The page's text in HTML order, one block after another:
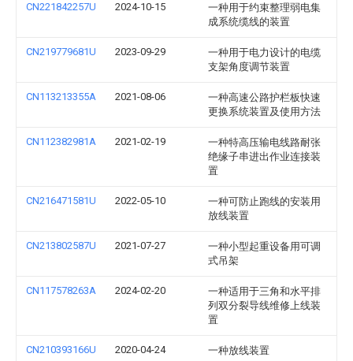
CN221842257U 2024-10-15
一种用于约束整理弱电集
成系统缆线的装置
CN219779681U 2023-09-29
一种用于电力设计的电缆
支架角度调节装置
CN113213355A 2021-08-06
一种高速公路护栏板快速
更换系统装置及使用方法
CN112382981A 2021-02-19
一种特高压输电线路耐张
绝缘子串进出作业连接装
置
CN216471581U 2022-05-10
一种可防止跑线的安装用
放线装置
CN213802587U 2021-07-27
一种小型起重设备用可调
式吊架
CN117578263A 2024-02-20
一种适用于三角和水平排
列双分裂导线维修上线装
置
CN210393166U 2020-04-24 一种放线装置